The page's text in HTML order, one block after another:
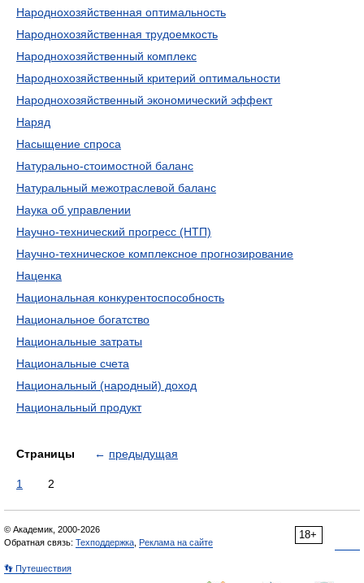
Народнохозяйственная оптимальность
Народнохозяйственная трудоемкость
Народнохозяйственный комплекс
Народнохозяйственный критерий оптимальности
Народнохозяйственный экономический эффект
Наряд
Насыщение спроса
Натурально-стоимостной баланс
Натуральный межотраслевой баланс
Наука об управлении
Научно-технический прогресс (НТП)
Научно-техническое комплексное прогнозирование
Наценка
Национальная конкурентоспособность
Национальное богатство
Национальные затраты
Национальные счета
Национальный (народный) доход
Национальный продукт
Страницы ← предыдущая
1 2
18+
© Академик, 2000-2026
Обратная связь: Техподдержка Реклама на сайте
👣 Путешествия